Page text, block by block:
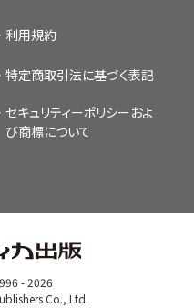
利用規約
特定商取引法に基づく表記
セキュリティーポリシー およ
び商標について
-2026
Co., Ltd.